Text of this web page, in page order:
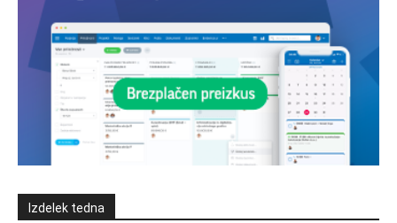
Izdelek tedna